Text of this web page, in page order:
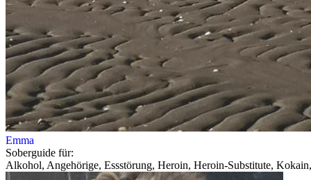
Emma
Soberguide für:
Alkohol, Angehörige, Essstörung, Heroin, Heroin-Substitute,